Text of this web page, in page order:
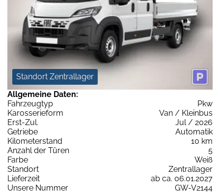
Standort Zentrallager
Allgemeine Daten:
Fahrzeugtyp
Pkw
Karosserieform
Van / Kleinbus
Erst-Zul.
Jul / 2026
Getriebe
Automatik
Kilometerstand
10 km
Anzahl der Türen
5
Farbe
Weiß
Standort
Zentrallager
Lieferzeit
ab ca. 06.01.2027
Unsere Nummer
GW-V2144